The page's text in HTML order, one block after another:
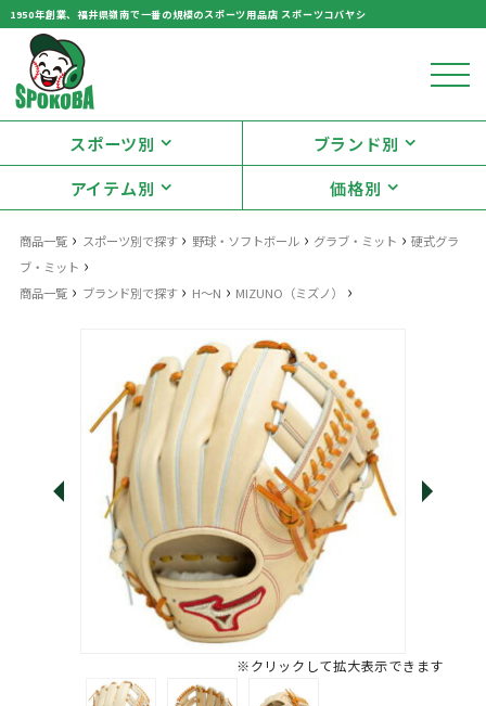
1950年創業、福井県嶺南で一番の規模のスポーツ用品店 スポーツコバヤシ
スポーツ別
ブランド別
アイテム別
価格別
商品一覧 › スポーツ別で探す› 野球・ソフトボール› グラブ・ミット ›硬式グラ
ブ・ミット ›
商品一覧 › ブランド別で探す› H～N › MIZUNO（ミズノ） ›
※クリックして拡大表示できます